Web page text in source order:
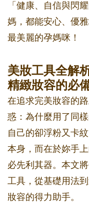
「健康、自信與閃
媽，都能安心、優
最美麗的孕媽咪！
美妝工具全解
精緻妝容的必
在追求完美妝容的
惑：為什麼用了同
自己的卻浮粉又卡
本身，而在於妳手
必先利其器。本文
工具，從基礎用法
妝容的得力助手。